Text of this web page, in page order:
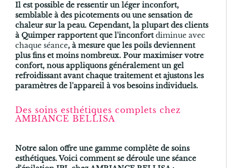
Il est possible de ressentir un léger inconfort,
semblable à des picotements ou une sensation de
chaleur sur la peau. Cependant, la plupart des clients
à Quimper rapportent que l'inconfortdiminue avec
chaque séance, à mesure que les poils deviennent
plus fins et moins nombreux. Pour maximiser votre
confort, nous appliquons généralement un gel
refroidissant avant chaque traitement et ajustons les
paramètres de l'appareil à vos besoins individuels.
Des soins esthétiques complets chez
AMBIANCE BELLISA
Notre salon offre une gamme complète de soins
esthétiques. Voici comment se déroule une séance